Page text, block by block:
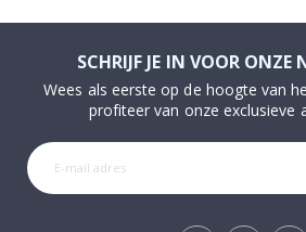
SCHRIJF JE IN VOOR ONZE
Wees als eerste op de hoogte van
profiteer van onze exclusieve